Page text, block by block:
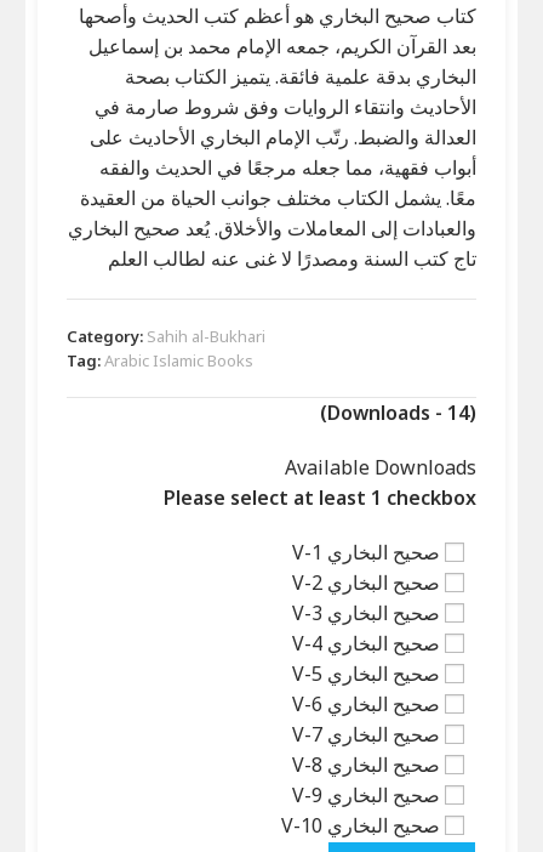
كتاب صحيح البخاري هو أعظم كتب الحديث وأصحها
بعد القرآن الكريم، جمعه الإمام محمد بن إسماعيل
البخاري بدقة علمية فائقة. يتميز الكتاب بصحة
الأحاديث وانتقاء الروايات وفق شروط صارمة في
العدالة والضبط. رتّب الإمام البخاري الأحاديث على
أبواب فقهية، مما جعله مرجعًا في الحديث والفقه
معًا. يشمل الكتاب مختلف جوانب الحياة من العقيدة
والعبادات إلى المعاملات والأخلاق. يُعد صحيح البخاري
تاج كتب السنة ومصدرًا لا غنى عنه لطالب العلم
Category: Sahih al-Bukhari
Tag:Arabic Islamic Books
(Downloads - 14)
Available Downloads
Please select at least 1 checkbox
صحيح البخاري V-1
صحيح البخاري V-2
صحيح البخاري V-3
صحيح البخاري V-4
صحيح البخاري V-5
صحيح البخاري V-6
صحيح البخاري V-7
صحيح البخاري V-8
صحيح البخاري V-9
صحيح البخاري V-10